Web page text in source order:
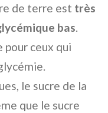
de terre est très
bas.
pour ceux qui
le sucre de la
que le sucre